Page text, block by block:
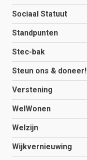
Sociaal Statuut
Standpunten
Stec-bak
Steun ons & doneer!
Verstening
WelWonen
Welzijn
Wijkvernieuwing